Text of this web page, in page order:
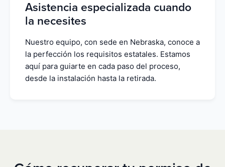
Asistencia especializada cuando
la necesites
Nuestro equipo, con sede en Nebraska, conoce a
la perfección los requisitos estatales. Estamos
aquí para guiarte en cada paso del proceso,
desde la instalación hasta la retirada.